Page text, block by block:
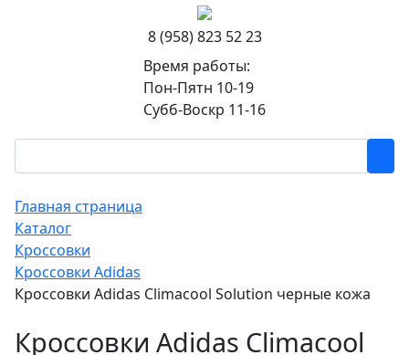
8 (958) 823 52 23
Время работы:
Пон-Пятн 10-19
Субб-Воскр 11-16
Главная страница
Каталог
Кроссовки
Кроссовки Adidas
Кроссовки Adidas Climacool Solution черные кожа
Кроссовки Adidas Climacool